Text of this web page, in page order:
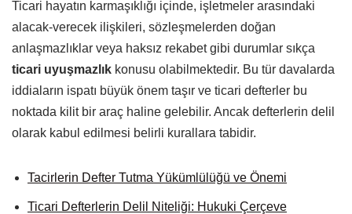
Ticari hayatın karmaşıklığı içinde, işletmeler arasındaki
alacak-verecek ilişkileri, sözleşmelerden doğan
anlaşmazlıklar veya haksız rekabet gibi durumlar sıkça
ticari uyuşmazlık konusu olabilmektedir. Bu tür davalarda
iddiaların ispatı büyük önem taşır ve ticari defterler bu
noktada kilit bir araç haline gelebilir. Ancak defterlerin delil
olarak kabul edilmesi belirli kurallara tabidir.
Tacirlerin Defter Tutma Yükümlülüğü ve Önemi
Ticari Defterlerin Delil Niteliği: Hukuki Çerçeve